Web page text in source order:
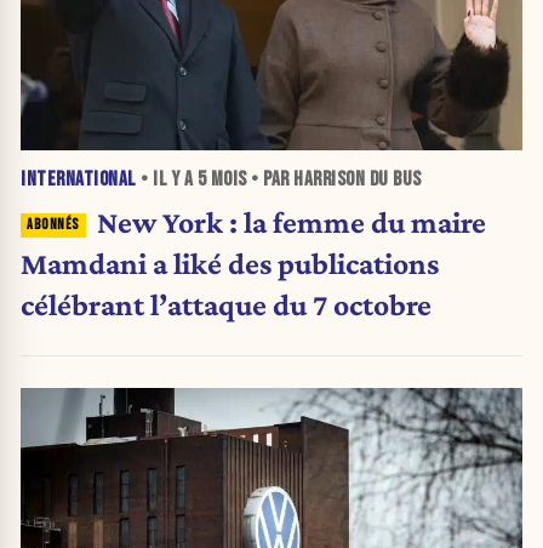
INTERNATIONAL • IL Y A 5 MOIS• PAR HARRISON DU BUS
New York : la femme du maire
Mamdani a liké des publications
célébrant l’attaque du 7 octobre